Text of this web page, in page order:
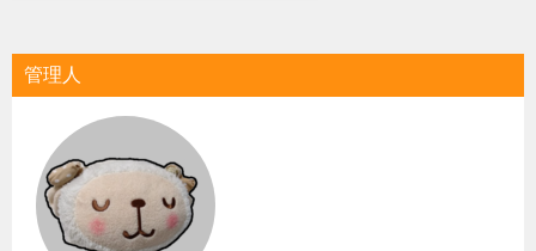
管理人